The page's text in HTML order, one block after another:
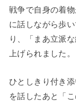
戦争で自身の着
に話しながら歩
り、「まあ立派
上げられました。
ひとしきり付き
を話したあと「